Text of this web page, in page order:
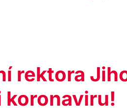
rektora
koronaviru!